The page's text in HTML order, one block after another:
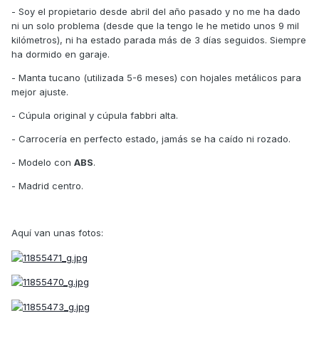
- Soy el propietario desde abril del año pasado y no me ha dado
ni un solo problema (desde que la tengo le he metido unos 9 mil
kilómetros), ni ha estado parada más de 3 días seguidos. Siempre
ha dormido en garaje.
- Manta tucano (utilizada 5-6 meses) con hojales metálicos para
mejor ajuste.
- Cúpula original y cúpula fabbri alta.
- Carrocería en perfecto estado, jamás se ha caído ni rozado.
- Modelo con ABS.
- Madrid centro.
Aquí van unas fotos: